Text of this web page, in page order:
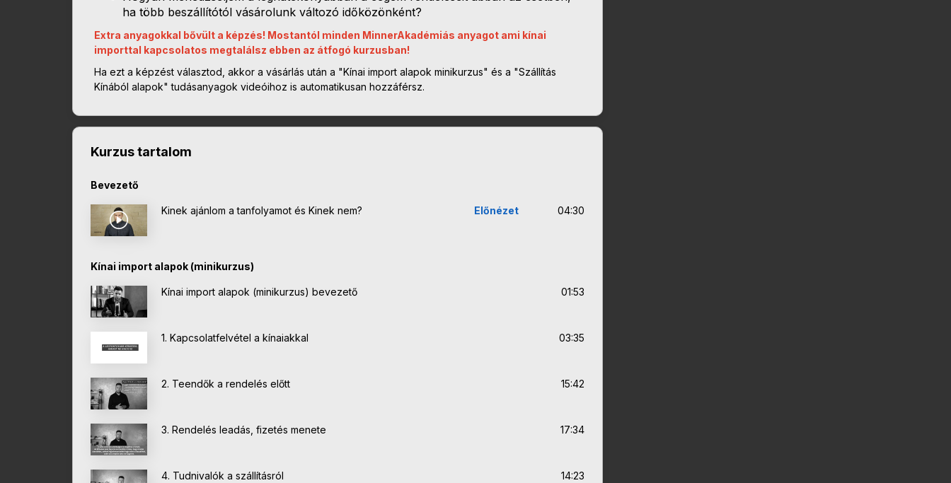
ha több beszállítótól vásárolunk változó időközönként?
Extra anyagokkal bővült a képzés! Mostantól minden MinnerAkadémiás anyagot ami kínai
importtal kapcsolatos megtalálsz ebben az átfogó kurzusban!
Ha ezt a képzést választod, akkor a vásárlás után a "Kínai import alapok minikurzus" és a "Szállítás
Kínából alapok" tudásanyagok videóihoz is automatikusan hozzáférsz.
Kurzus tartalom
Bevezető
Kinek ajánlom a tanfolyamot és Kinek nem? Előnézet 04:30
Kínai import alapok (minikurzus)
Kínai import alapok (minikurzus) bevezető 01:53
1. Kapcsolatfelvétel a kínaiakkal 03:35
2. Teendők a rendelés előtt 15:42
3. Rendelés leadás, fizetés menete 17:34
4. Tudnivalók a szállításról 14:23